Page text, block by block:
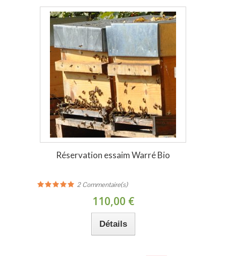
Réservation essaim Warré Bio
2Commentaire(s)
110,00 €
Détails